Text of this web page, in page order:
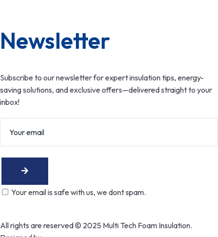
Newsletter
Subscribe to our newsletter for expert insulation tips, energy-
saving solutions, and exclusive offers—delivered straight to your
inbox!
Your email is safe with us, we dont spam.
All rights are reserved © 2025 Multi Tech Foam Insulation.